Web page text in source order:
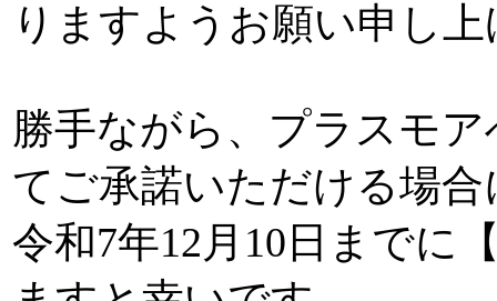
りますようお願い申し
勝手ながら、プラスモ
てご承諾いただける場合
令和7年12月10日までに